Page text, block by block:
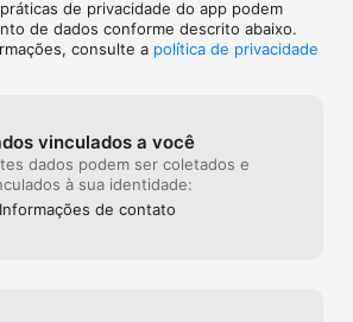
de privacidade do app podem
de dados conforme descrito abaixo.
consulte a política de privacidade
vinculados a você
dados podem ser coletados e
à sua identidade:
Informações de contato